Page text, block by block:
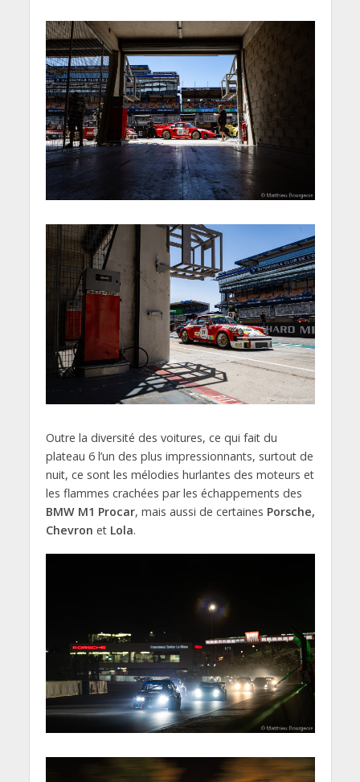
Outre la diversité des voitures, ce qui fait du
plateau 6 l’un des plus impressionnants, surtout de
nuit, ce sont les mélodies hurlantes des moteurs et
les flammes crachées par les échappements des
BMW M1 Procar, mais aussi de certaines Porsche,
Chevron et Lola.